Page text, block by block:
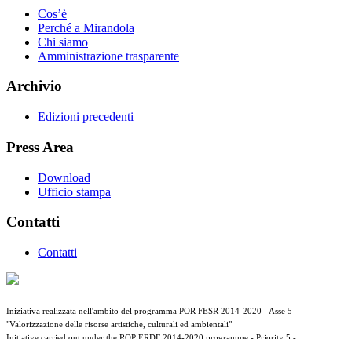
Cos’è
Perché a Mirandola
Chi siamo
Amministrazione trasparente
Archivio
Edizioni precedenti
Press Area
Download
Ufficio stampa
Contatti
Contatti
Iniziativa realizzata nell'ambito del programma POR FESR 2014-2020 - Asse 5 -
"Valorizzazione delle risorse artistiche, culturali ed ambientali"